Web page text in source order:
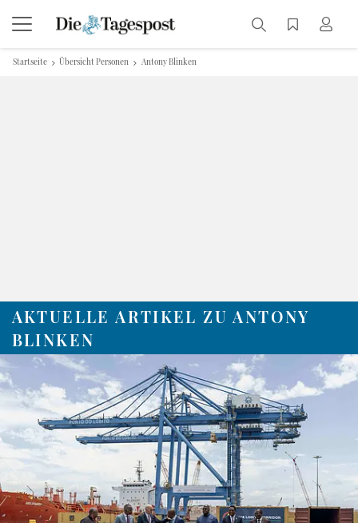
Startseite Übersicht Personen Antony Blinken
AKTUELLE ARTIKEL ZU ANTONY
BLINKEN